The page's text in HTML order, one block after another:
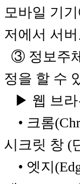
모바일 기
저에서 서
③ 정보주
정을 할 수
▶ 웹 브라
• 크롬
시크릿 창 (
• 엣지